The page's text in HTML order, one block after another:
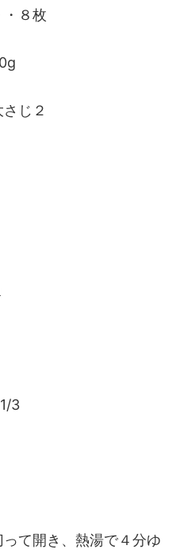
・８枚
じ２
3
て開き、熱湯で４分ゆ